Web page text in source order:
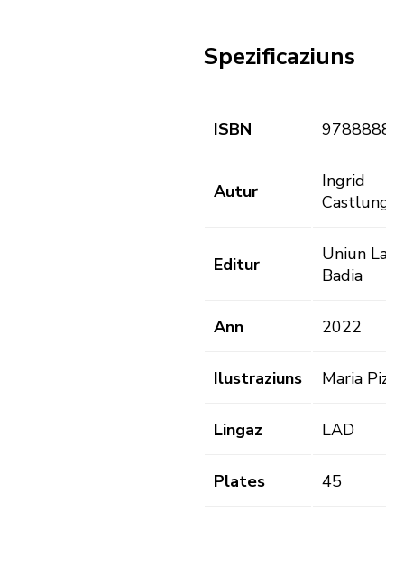
Spezificaziuns
ISBN
Autur
Ingrid
Castlunger
Editur
Uniun
Badia
Ann 2022
Ilustraziuns Maria
Lingaz LAD
Plates 45